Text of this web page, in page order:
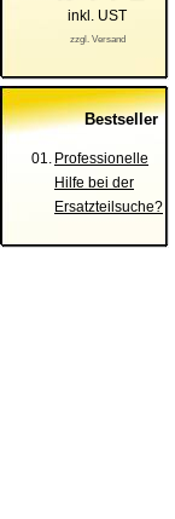
inkl. UST
zzgl. Versand
Bestseller
01. Professionelle
Hilfe bei der
Ersatzteilsuche?